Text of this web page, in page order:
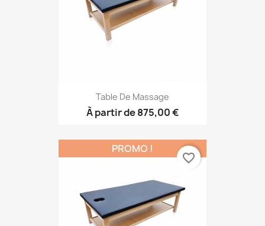
Table De Massage
À partir de875,00 €
PROMO !
favorite_border